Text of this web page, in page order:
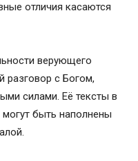
отличия касаются
верующего
разговор с Богом,
силами. Её тексты в
быть наполнены